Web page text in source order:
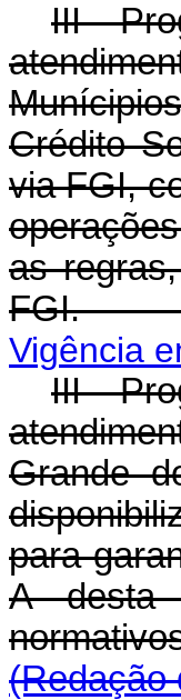
III -
Crédito
via FGI,
as
Vigência
III -
Grande
para
A desta
(Redação